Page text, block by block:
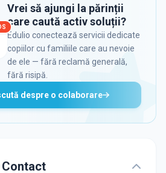
Vrei să ajungi la părinții
care caută activ soluții?
Edulio conectează servicii dedicate
copiilor cu familiile care au nevoie
de ele — fără reclamă generală,
fără risipă.
despre o colaborare
Contact